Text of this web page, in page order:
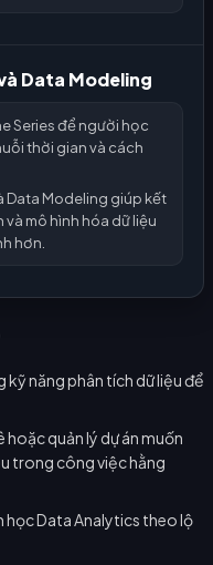
Data Modeling
Series để người học
thời gian và cách
Data Modeling giúp kết
mô hình hóa dữ liệu
hơn.
kỹ năng phân tích dữ liệu để
hoặc quản lý dự án muốn
trong công việc hằng
học Data Analytics theo lộ